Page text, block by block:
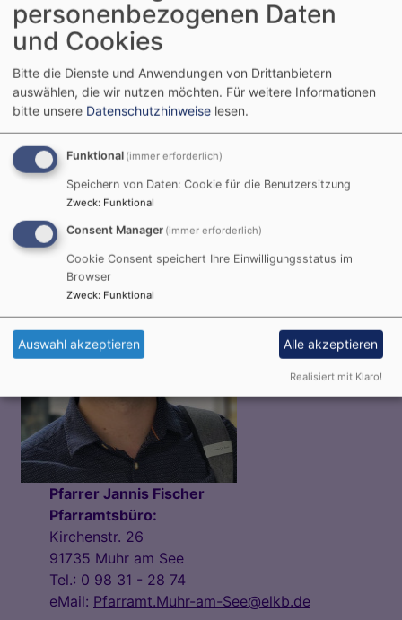
sät. Der Acker ist die Welt.
Matthäus 13,37-38
© Evangelische Brüder-Unität –Herrnhuter Brüdergemeine
Weitere Informationen finden Siehier.
Unser Pfarrer
Pfarrer Jannis Fischer
Pfarramtsbüro:
Kirchenstr. 26
91735 Muhr am See
Tel.: 0 98 31 - 28 74
eMail: Pfarramt.Muhr-am-See@elkb.de
personenbezogenen Daten
und Cookies
Bitte die Dienste und Anwendungen von Drittanbietern
auswählen, die wir nutzen möchten. Für weitere Informationen
bitte unsere Datenschutzhinweise lesen.
Funktional (immer erforderlich)
Speichern von Daten: Cookie für die Benutzersitzung
Zweck: Funktional
Consent Manager (immer erforderlich)
Cookie Consent speichert Ihre Einwilligungsstatus im
Browser
Zweck: Funktional
Auswahl akzeptieren Alle akzeptieren
Realisiert mit Klaro!